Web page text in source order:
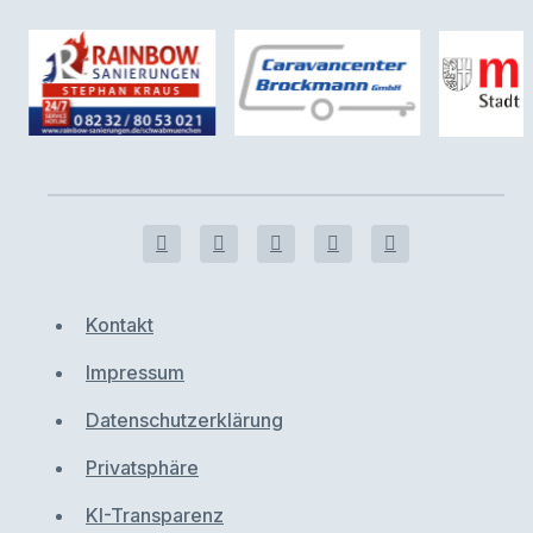
Kontakt
Impressum
Datenschutzerklärung
Privatsphäre
KI-Transparenz